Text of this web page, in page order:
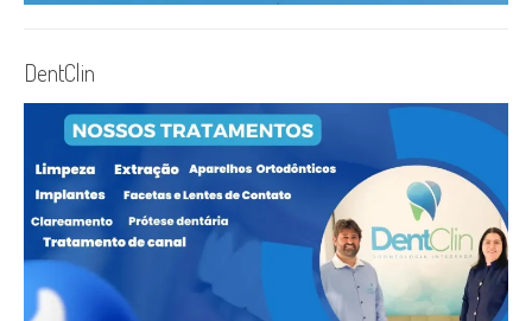
DentClin